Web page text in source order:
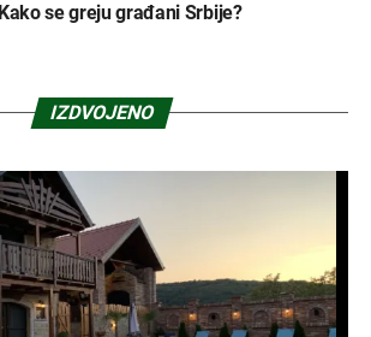
Kako se greju građani Srbije?
IZDVOJENO